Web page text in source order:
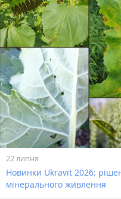
22 липня
Новинки Ukravit 2026:
мінерального живлення